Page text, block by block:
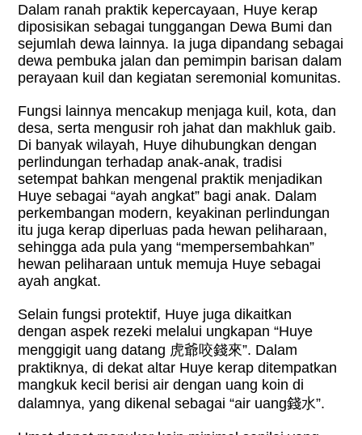
Dalam ranah praktik kepercayaan, Huye kerap
diposisikan sebagai tunggangan Dewa Bumi dan
sejumlah dewa lainnya. Ia juga dipandang sebagai
dewa pembuka jalan dan pemimpin barisan dalam
perayaan kuil dan kegiatan seremonial komunitas.
Fungsi lainnya mencakup menjaga kuil, kota, dan
desa, serta mengusir roh jahat dan makhluk gaib.
Di banyak wilayah, Huye dihubungkan dengan
perlindungan terhadap anak-anak, tradisi
setempat bahkan mengenal praktik menjadikan
Huye sebagai “ayah angkat” bagi anak. Dalam
perkembangan modern, keyakinan perlindungan
itu juga kerap diperluas pada hewan peliharaan,
sehingga ada pula yang “mempersembahkan”
hewan peliharaan untuk memuja Huye sebagai
ayah angkat.
Selain fungsi protektif, Huye juga dikaitkan
dengan aspek rezeki melalui ungkapan “Huye
menggigit uang datang 虎爺咬錢來”. Dalam
praktiknya, di dekat altar Huye kerap ditempatkan
mangkuk kecil berisi air dengan uang koin di
dalamnya, yang dikenal sebagai “air uang錢水”.